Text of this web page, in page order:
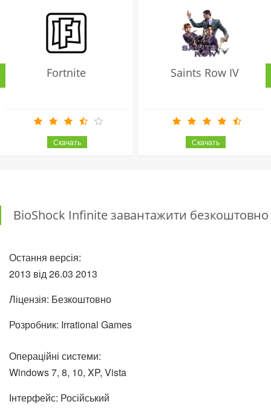
Fortnite Saints Row IV
BioShock Infinite завантажити безкоштовно
Остання версія:
2013 від26.03 2013
Ліцензія: Безкоштовно
Розробник: Irrational Games
Операційні системи:
Windows 7, 8, 10, XP, Vista
Інтерфейс: Російський